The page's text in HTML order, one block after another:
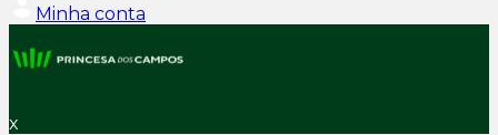
Minha conta
x